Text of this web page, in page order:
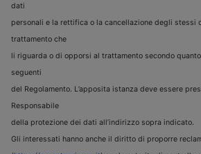
dati
personali e la rettifica o la cancellazione degli stessi
trattamento che
li riguarda o di opporsi al trattamento secondo
seguenti
del Regolamento. L’apposita istanza deve essere
Responsabile
della protezione dei dati all’indirizzo sopra indicato.
Gli interessati hanno anche il diritto di proporre